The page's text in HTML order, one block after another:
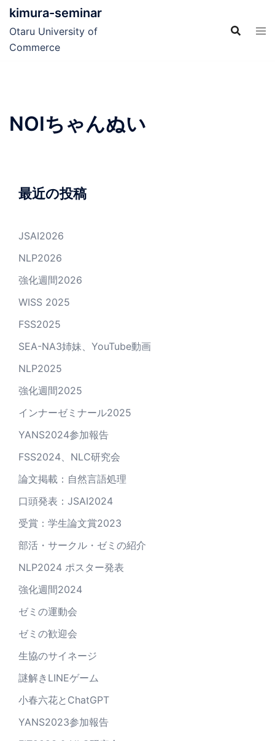
kimura-seminar
Otaru University of
Commerce
NOIちゃんぬい
最近の投稿
JSAI2026
NLP2026
強化週間2026
WISS 2025
FSS2025
SEA-NA3姉妹、YouTube動画
NLP2025
強化週間2025
インナーゼミナール2025
YANS2024参加報告
FSS2024、NLC研究会
論文掲載：自然言語処理
口頭発表：JSAI2024
受賞：学生論文賞2023
部活・サークル・ゼミの紹介
NLP2024 ポスター発表
強化週間2024
ゼミの運動会
ゼミの歓迎会
生協のサイネージ
謎解きLINEゲーム
小春六花とChatGPT
YANS2023参加報告